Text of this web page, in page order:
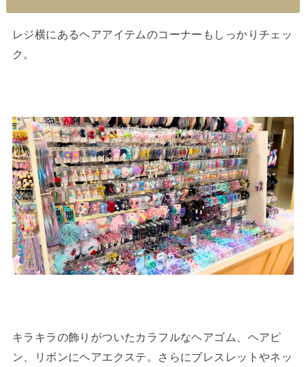
レジ横にあるヘアアイテムのコーナーもしっかりチェッ
ク。
キラキラの飾りがついたカラフルなヘアゴム、ヘアピ
ン、リボンにヘアエクステ。さらにブレスレットやネッ